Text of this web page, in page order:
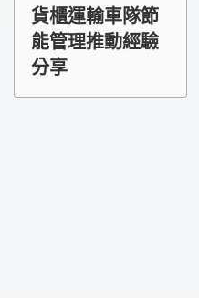
貨櫃運輸車隊節
能管理推動經驗
分享